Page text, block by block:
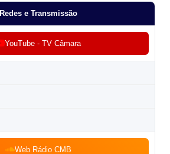
Redes e Transmissão
YouTube - TV Câmara
Web Rádio CMB